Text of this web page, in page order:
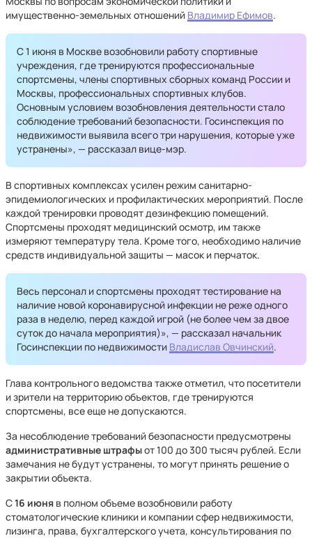
имущественно-земельных отношений Владимир Ефимов.
С 1 июня в Москве возобновили работу спортивные
учреждения, где тренируются профессиональные
спортсмены, члены спортивных сборных команд России и
Москвы, профессиональных спортивных клубов.
Основным условием возобновления деятельности стало
соблюдение требований безопасности. Госинспекция по
недвижимости выявила всего три нарушения, которые уже
устранены», — рассказал вице-мэр.
В спортивных комплексах усилен режим санитарно-
эпидемиологических и профилактических мероприятий. После
каждой тренировки проводят дезинфекцию помещений.
Спортсмены проходят медицинский осмотр, им также
измеряют температуру тела. Кроме того, необходимо наличие
средств индивидуальной защиты — масок и перчаток.
Весь персонал и спортсмены проходят тестирование на
наличие новой коронавирусной инфекции не реже одного
раза в неделю, перед каждой игрой (не более чем за двое
суток до начала мероприятия)», — рассказал начальник
Госинспекции по недвижимости Владислав Овчинский.
Глава контрольного ведомства также отметил, что посетители
и зрители на территорию объектов, где тренируются
спортсмены, все еще не допускаются.
За несоблюдение требований безопасности предусмотрены
административные штрафыот 100 до 300 тысяч рублей. Если
замечания не будут устранены, то могут принять решение о
закрытии объекта.
С16 июня в полном объеме возобновили работу
стоматологические клиники и компании сфер недвижимости,
лизинга, права, бухгалтерского учета, консультирования по